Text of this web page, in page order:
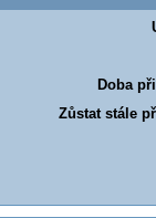
Doba
Zůstat stále